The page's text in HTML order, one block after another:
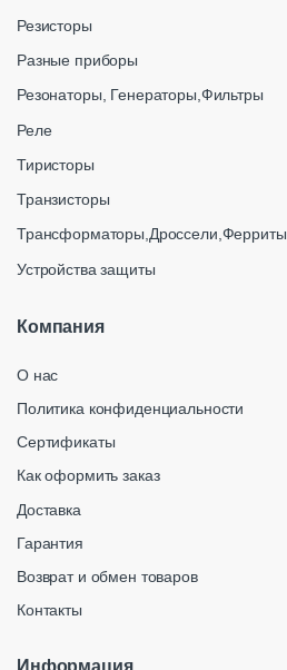
Резисторы
Разные приборы
Резонаторы, Генераторы,Фильтры
Реле
Тиристоры
Транзисторы
Трансформаторы,Дроссели,Ферриты
Устройства защиты
Компания
О нас
Политика конфиденциальности
Сертификаты
Как оформить заказ
Доставка
Гарантия
Возврат и обмен товаров
Контакты